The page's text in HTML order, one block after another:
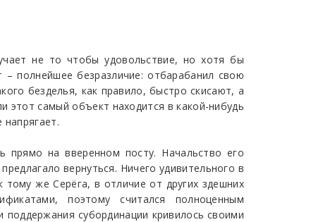
не то чтобы удовольствие, но хотя бы
полнейшее безразличие: отбарабанил свою
безделья, как правило, быстро скисают, а
самый объект находится в какой-нибудь
на вверенном посту. Начальство его
вернуться. Ничего удивительного в
же Серёга, в отличие от других здешних
поэтому считался полноценным
субординации кривилось своими